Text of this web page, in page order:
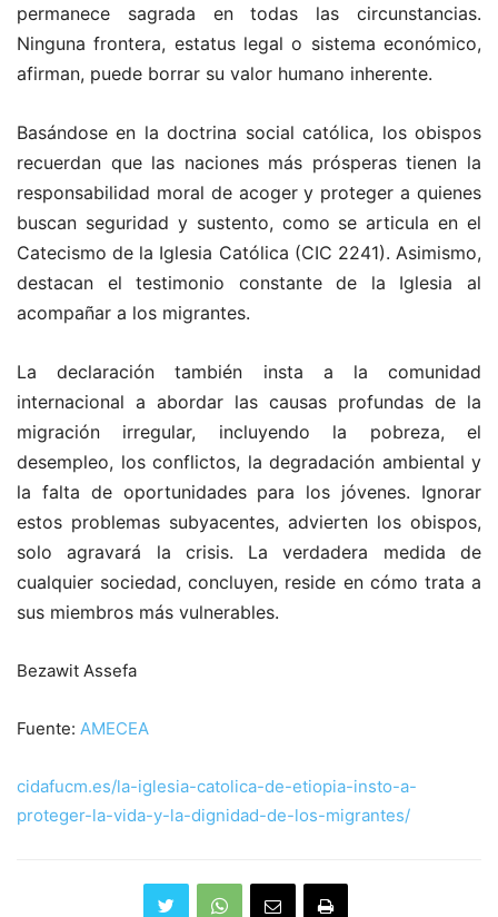
permanece sagrada en todas las circunstancias.
Ninguna frontera, estatus legal o sistema económico,
afirman, puede borrar su valor humano inherente.
Basándose en la doctrina social católica, los obispos
recuerdan que las naciones más prósperas tienen la
responsabilidad moral de acoger y proteger a quienes
buscan seguridad y sustento, como se articula en el
Catecismo de la Iglesia Católica (CIC 2241). Asimismo,
destacan el testimonio constante de la Iglesia al
acompañar a los migrantes.
La declaración también insta a la comunidad
internacional a abordar las causas profundas de la
migración irregular, incluyendo la pobreza, el
desempleo, los conflictos, la degradación ambiental y
la falta de oportunidades para los jóvenes. Ignorar
estos problemas subyacentes, advierten los obispos,
solo agravará la crisis. La verdadera medida de
cualquier sociedad, concluyen, reside en cómo trata a
sus miembros más vulnerables.
Bezawit Assefa
Fuente: AMECEA
cidafucm.es/la-iglesia-catolica-de-etiopia-insto-a-
proteger-la-vida-y-la-dignidad-de-los-migrantes/